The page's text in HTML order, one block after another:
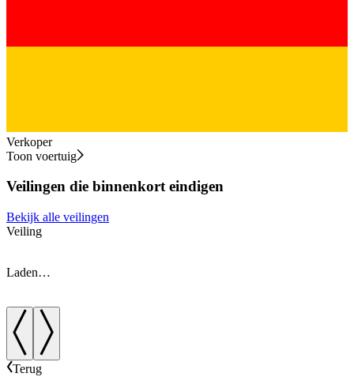
Verkoper
Toon voertuig
Veilingen die binnenkort eindigen
Bekijk alle veilingen
Veiling
Laden…
Terug